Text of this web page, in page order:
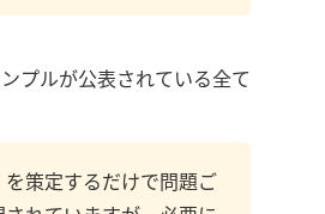
プルが公表されている全て
策定するだけで問題ご